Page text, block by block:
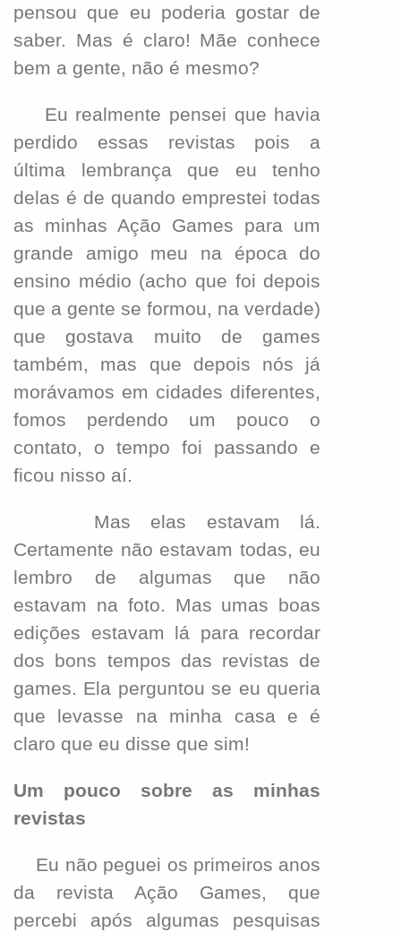
pensou que eu poderia gostar de
saber. Mas é claro! Mãe conhece
bem a gente, não é mesmo?
Eu realmente pensei que havia
perdido essas revistas pois a
última lembrança que eu tenho
delas é de quando emprestei todas
as minhas Ação Games para um
grande amigo meu na época do
ensino médio (acho que foi depois
que a gente se formou, na verdade)
que gostava muito de games
também, mas que depois nós já
morávamos em cidades diferentes,
fomos perdendo um pouco o
contato, o tempo foi passando e
ficou nisso aí.
Mas elas estavam lá.
Certamente não estavam todas, eu
lembro de algumas que não
estavam na foto. Mas umas boas
edições estavam lá para recordar
dos bons tempos das revistas de
games. Ela perguntou se eu queria
que levasse na minha casa e é
claro que eu disse que sim!
Um pouco sobre as minhas
revistas
Eu não peguei os primeiros anos
da revista Ação Games, que
percebi após algumas pesquisas